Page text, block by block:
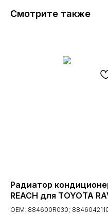
Смотрите также
Радиатор
REACH для TOYOTA
LE L4 2.5L; 2013-2018
OEM: 884600R030;